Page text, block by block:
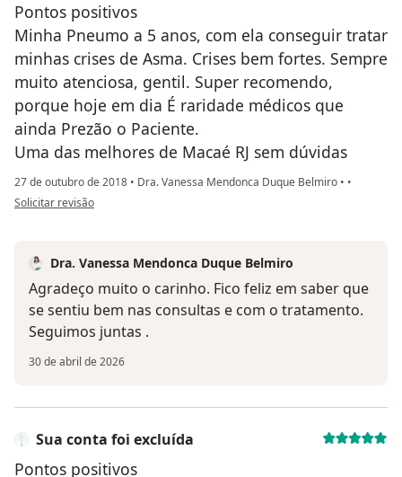
Pontos positivos
Minha Pneumo a 5 anos, com ela conseguir tratar
minhas crises de Asma. Crises bem fortes. Sempre
muito atenciosa, gentil. Super recomendo,
porque hoje em dia É raridade médicos que
ainda Prezão o Paciente.
Uma das melhores de Macaé RJ sem dúvidas
27 de outubro de 2018 • Dra. Vanessa Mendonca Duque Belmiro • •
na opinião do utilizador paciente
Solicitar revisão
Dra. Vanessa Mendonca Duque Belmiro
Agradeço muito o carinho. Fico feliz em saber que
se sentiu bem nas consultas e com o tratamento.
Seguimos juntas .
30 de abril de 2026
Sua conta foi excluída
Pontos positivos